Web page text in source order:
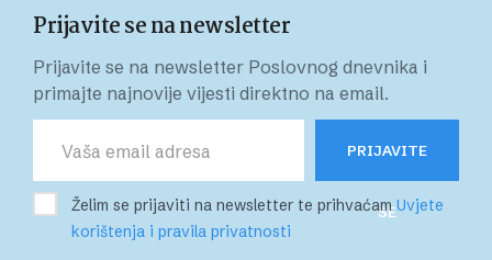
Prijavite se na newsletter
Prijavite se na newsletter Poslovnog dnevnika i
primajte najnovije vijesti direktno na email.
PRIJAVITE
SE
Želim se prijaviti na newsletter te prihvaćamUvjete
korištenja i pravila privatnosti